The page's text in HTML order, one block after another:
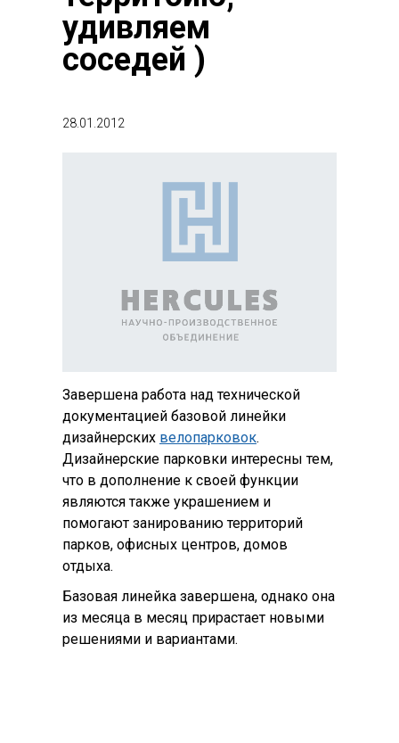
удивляем
соседей )
28.01.2012
Завершена работа над технической
документацией базовой линейки
дизайнерских велопарковок.
Дизайнерские парковки интересны тем,
что в дополнение к своей функции
являются также украшением и
помогают занированию территорий
парков, офисных центров, домов
отдыха.
Базовая линейка завершена, однако она
из месяца в месяц прирастает новыми
решениями и вариантами.